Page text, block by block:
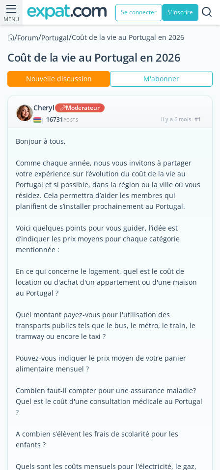
MENU
Se connecter S'inscrire
/Forum/Portugal/Coût de la vie au Portugal en 2026
Coût de la vie au Portugal en 2026
Nouvelle discussion M'abonner
Cheryl Moderateur
| 16731 POSTS il y a 6 mois #1
Bonjour à tous,
Comme chaque année, nous vous invitons à partager
votre expérience sur l’évolution du coût de la vie au
Portugal et si possible, dans la région ou la ville où vous
résidez. Cela permettra d’aider les membres qui
planifient de s’installer prochainement au Portugal.
Voici quelques points pour vous guider, l’idée est
d’indiquer les prix moyens pour chaque catégorie
mentionnée :
En ce qui concerne le logement, quel est le coût de
location ou d'achat d'un appartement ou d'une maison
au Portugal ?
Quel montant payez-vous pour l'utilisation des
transports publics tels que le bus, le métro, le train, le
tramway ou encore le taxi ?
Pouvez-vous indiquer le prix moyen de votre panier
alimentaire mensuel ?
Combien faut-il compter pour une assurance maladie?
Quel est le coût d'une consultation médicale au Portugal
?
A combien s’élèvent les frais de scolarité pour les
enfants ?
Quels sont les coûts mensuels pour l'électricité, le gaz,